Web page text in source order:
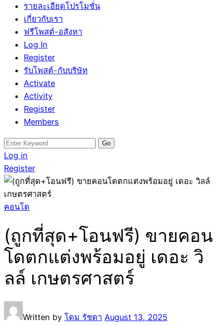
รายละเอียดโปรโมชั่น
เกี่ยวกับเรา
ฟรีโพสต์-อสังหา
Log In
Register
รับโพสต์-กับบริษัท
Activate
Activity
Register
Members
Search
for:
Log in
Register
คอนโด
(ถูกที่สุด+โอนฟรี) ขายคอน
โดตกแต่งพร้อมอยู่ เดอะ วิ
ลล์ เกษตรศาสตร์
Written by โดม รัชดา August 13, 2025